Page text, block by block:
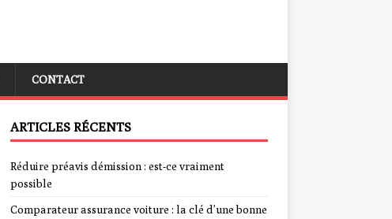
CONTACT
ARTICLES RÉCENTS
Réduire préavis démission : est-ce vraiment
possible
Comparateur assurance voiture : la clé d’une bonne